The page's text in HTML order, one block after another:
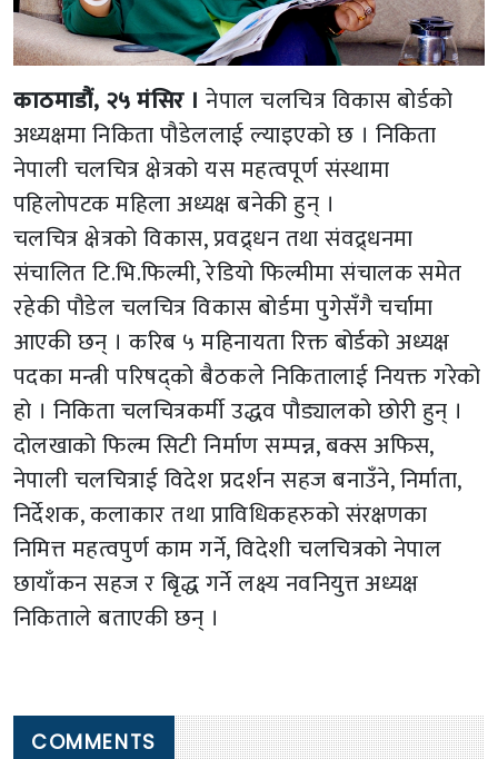
काठमाडौं, २५ मंसिर । नेपाल चलचित्र विकास बोर्डको
अध्यक्षमा निकिता पौडेललाई ल्याइएको छ । निकिता
नेपाली चलचित्र क्षेत्रको यस महत्वपूर्ण संस्थामा
पहिलोपटक महिला अध्यक्ष बनेकी हुन् ।
चलचित्र क्षेत्रको विकास, प्रवद्र्धन तथा संवद्र्धनमा
संचालित टि.भि.फिल्मी, रेडियो फिल्मीमा संचालक समेत
रहेकी पौडेल चलचित्र विकास बोर्डमा पुगेसँगै चर्चामा
आएकी छन् । करिब ५ महिनायता रिक्त बोर्डको अध्यक्ष
पदका मन्त्री परिषद्को बैठकले निकितालाई नियक्त गरेको
हो । निकिता चलचित्रकर्मी उद्धव पौड्यालको छोरी हुन् ।
दोलखाको फिल्म सिटी निर्माण सम्पन्न, बक्स अफिस,
नेपाली चलचित्राई विदेश प्रदर्शन सहज बनाउँने, निर्माता,
निर्देशक, कलाकार तथा प्राविधिकहरुको संरक्षणका
निमित्त महत्वपुर्ण काम गर्ने, विदेशी चलचित्रको नेपाल
छायाँकन सहज र बृिद्ध गर्ने लक्ष्य नवनियुत्त अध्यक्ष
निकिताले बताएकी छन् ।
COMMENTS